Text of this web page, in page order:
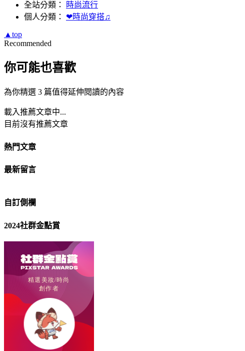
全站分類：
時尚流行
個人分類： ❤時尚穿搭♫
▲top
Recommended
你可能也喜歡
為你精選 3 篇值得延伸閱讀的內容
載入推薦文章中...
目前沒有推薦文章
熱門文章
最新留言
自訂側欄
2024社群金點賞